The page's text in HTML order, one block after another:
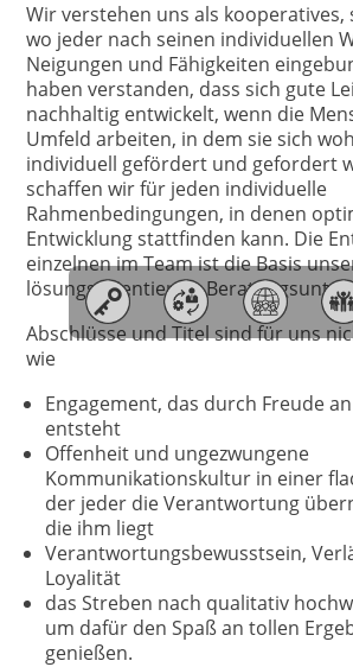
Wir verstehen uns als kooperatives,
wo jeder nach seinen individuellen
Neigungen und Fähigkeiten
haben verstanden, dass sich gute
nachhaltig entwickelt, wenn die
Umfeld arbeiten, in dem sie sich
individuell gefördert und gefordert
schaffen wir für jeden individuelle
Rahmenbedingungen, in denen
Entwicklung stattfinden kann. Die
einzelnen im Team ist die Basis
lösungsorientiertes
Abschlüsse und Titel sind für uns
wie
Engagement, das durch Freude
entsteht
Offenheit und ungezwungene
Kommunikationskultur in einer
der jeder die Verantwortung
die ihm liegt
Verantwortungsbewusstsein,
Loyalität
das Streben nach qualitativ
um dafür den Spaß an tollen
genießen.